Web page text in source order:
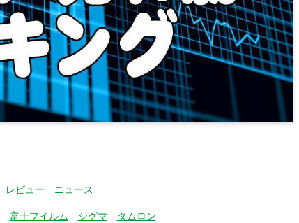
レビュー ニュース
富士フイルム シグマ タムロン